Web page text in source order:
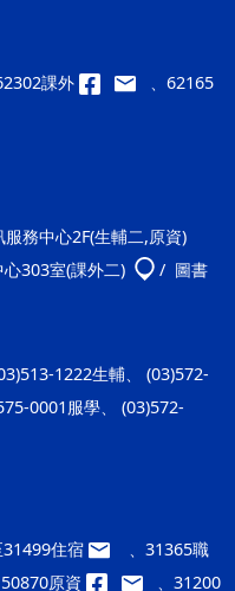
課外
、62165
務中心2F(生輔二,原資)
303室(課外二)
/ 圖書
1222生輔、 (03)572-
0001服學、 (03)572-
住宿
、31365職
原資 、31200